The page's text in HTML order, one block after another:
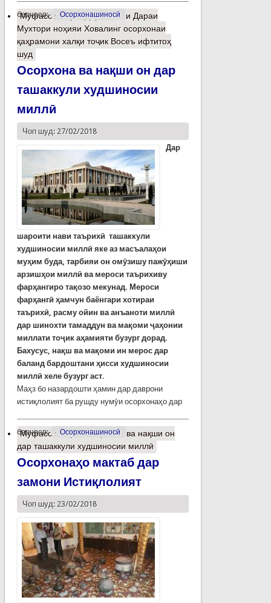
барчасп: Осорхонашиносӣ
Муфассалтаро Дар мавзеи Дараи
Мухтори ноҳияи Ховалинг осорхонаи
қаҳрамони халқи тоҷик Восеъ ифтитоҳ
шуд
Осорхона ва нақши он дар
ташаккули худшиносии
миллӣ
Чоп шуд: 27/02/2018
Дар
шароити нави таърихӣ ташаккули
худшиносии миллӣ яке аз масъалаҳои
муҳим буда, тарбияи он омӯзишу пажӯҳиши
арзишҳои миллӣ ва мероси таърихиву
фарҳангиро тақозо мекунад. Мероси
фарҳангӣ ҳамчун баёнгари хотираи
таърихӣ, расму ойин ва анъаноти миллӣ
даршинохти тамаддун ва мақоми ҷаҳонии
миллати тоҷик аҳамияти бузург дорад.
Бахусус, нақш ва мақоми ин мерос дар
баланд бардоштани ҳисси худшиносии
миллӣ хеле бузург аст.
Маҳз бо назардошти ҳамин дар даврони
истиқлолият ба рушду нумӯи осорхонаҳо дар
барчасп: Осорхонашиносӣ
Муфассалтаро Осорхона ва нақши он
дар ташаккули худшиносии миллӣ
Осорхонаҳо мактаб дар
замони Истиқлолият
Чоп шуд: 23/02/2018